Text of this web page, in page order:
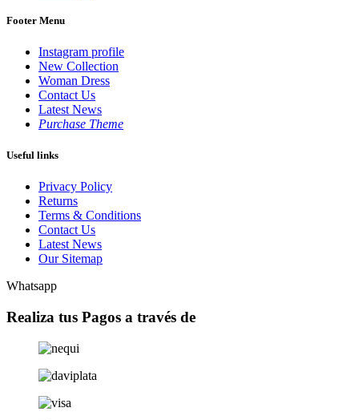
Footer Menu
Instagram profile
New Collection
Woman Dress
Contact Us
Latest News
Purchase Theme
Useful links
Privacy Policy
Returns
Terms & Conditions
Contact Us
Latest News
Our Sitemap
Whatsapp
Realiza tus Pagos a través de